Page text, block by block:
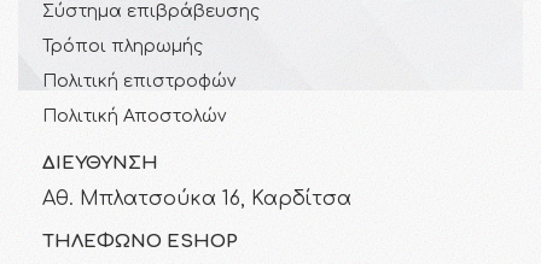
Σύστημα επιβράβευσης
Τρόποι πληρωμής
Πολιτική επιστροφών
Πολιτική Αποστολών
ΔΙΕΎΘΥΝΣΗ
Αθ. Μπλατσούκα 16, Καρδίτσα
ΤΗΛΈΦΩΝΟ ESHOP